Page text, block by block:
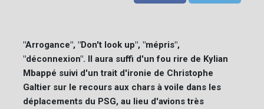
"Arrogance", "Don't look up", "mépris",
"déconnexion". Il aura suffi d'un fou rire de Kylian
Mbappé suivi d'un trait d'ironie de Christophe
Galtier sur le recours aux chars à voile dans les
déplacements du PSG, au lieu d'avions très